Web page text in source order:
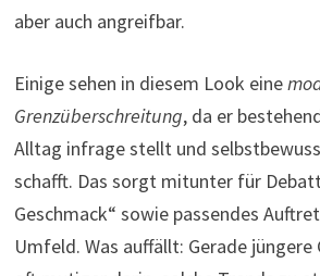
aber auch angreifbar.
Einige sehen in diesem Look eine
Grenzüberschreitung, da er
Alltag infrage stellt und
schafft. Das sorgt mitunter für
Geschmack“ sowie passendes
Umfeld. Was auffällt: Gerade jüngere